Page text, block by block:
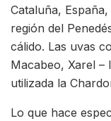
Cataluña,
región del
cálido. Las uvas
Macabeo, Xarel –
utilizada la
Lo que hace